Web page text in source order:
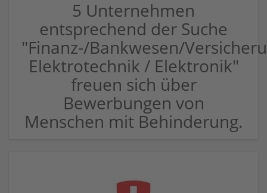
5 Unternehmen
entsprechend der Suche
"Finanz-/Bankwesen/
Elektrotechnik / Elektronik"
freuen sich über
Bewerbungen von
Menschen mit Behinderung.